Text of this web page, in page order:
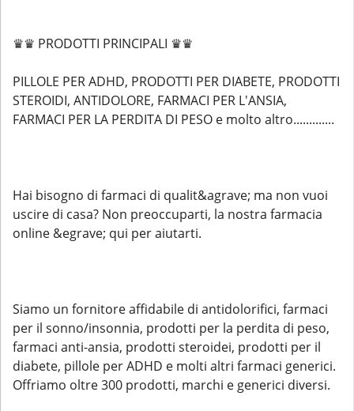
♛♛ PRODOTTI PRINCIPALI ♛♛
PILLOLE PER ADHD, PRODOTTI PER DIABETE, PRODOTTI
STEROIDI, ANTIDOLORE, FARMACI PER L'ANSIA,
FARMACI PER LA PERDITA DI PESO e molto altro.............
Hai bisogno di farmaci di qualit&agrave; ma non vuoi
uscire di casa? Non preoccuparti, la nostra farmacia
online &egrave; qui per aiutarti.
Siamo un fornitore affidabile di antidolorifici, farmaci
per il sonno/insonnia, prodotti per la perdita di peso,
farmaci anti-ansia, prodotti steroidei, prodotti per il
diabete, pillole per ADHD e molti altri farmaci generici.
Offriamo oltre 300 prodotti, marchi e generici diversi.